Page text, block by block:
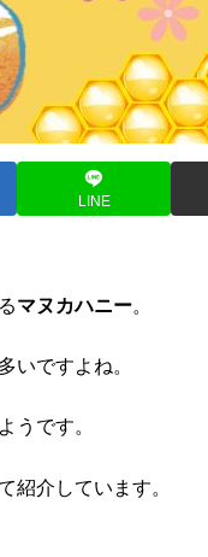
LINE
マヌカハニー。
いですよね。
うです。
紹介しています。